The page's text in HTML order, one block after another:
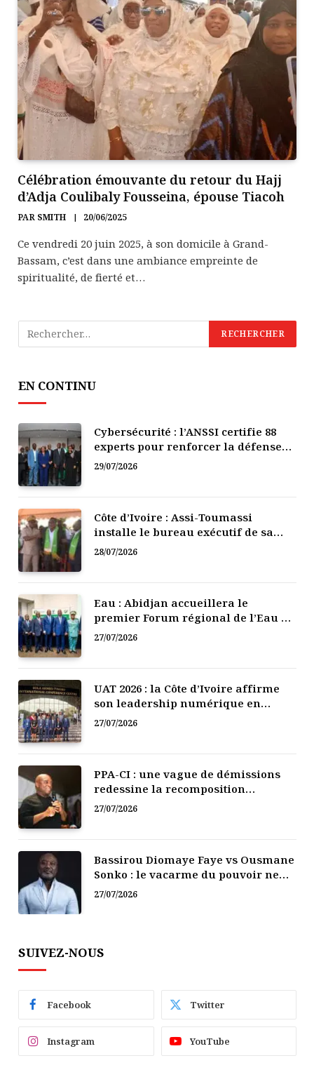
Célébration émouvante du retour du Hajj
d’Adja Coulibaly Fousseina, épouse Tiacoh
PAR SMITH 20/06/2025
Ce vendredi 20 juin 2025, à son domicile à Grand-
Bassam, c’est dans une ambiance empreinte de
spiritualité, de fierté et…
EN CONTINU
Cybersécurité : l’ANSSI certifie 88
experts pour renforcer la défense
numérique de la Côte d’Ivoire
29/07/2026
Côte d’Ivoire : Assi-Toumassi
installe le bureau exécutif de sa
mutuelle de développement
28/07/2026
Eau : Abidjan accueillera le
premier Forum régional de l’Eau de
l’Afrique de l’Ouest
27/07/2026
UAT 2026 : la Côte d’Ivoire affirme
son leadership numérique en
Afrique
27/07/2026
PPA-CI : une vague de démissions
redessine la recomposition
politique
27/07/2026
Bassirou Diomaye Faye vs Ousmane
Sonko : le vacarme du pouvoir ne
doit pas faire oublier les liens de la
Fraternité
27/07/2026
SUIVEZ-NOUS
Facebook Twitter
Instagram YouTube